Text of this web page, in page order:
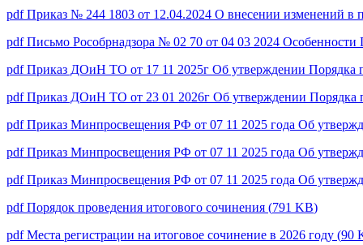
pdfПриказ № 244 1803 от 12.04.2024 О внесении
pdfПисьмо Рособрнадзора № 02 70 от 04 03 2024
pdfПриказ ДОиН ТО от 17 11 2025г Об утверждении Порядка
pdfПриказ ДОиН ТО от 23 01 2026г Об утверждении Порядка
pdfПриказ Минпросвещения РФ от 07 11 2025 года Об
pdfПриказ Минпросвещения РФ от 07 11 2025 года Об
pdfПриказ Минпросвещения РФ от 07 11 2025 года Об
pdfПорядок проведения итогового сочинения (791 KB)
pdfМеста регистрации на итоговое сочинение в 2026 году (90